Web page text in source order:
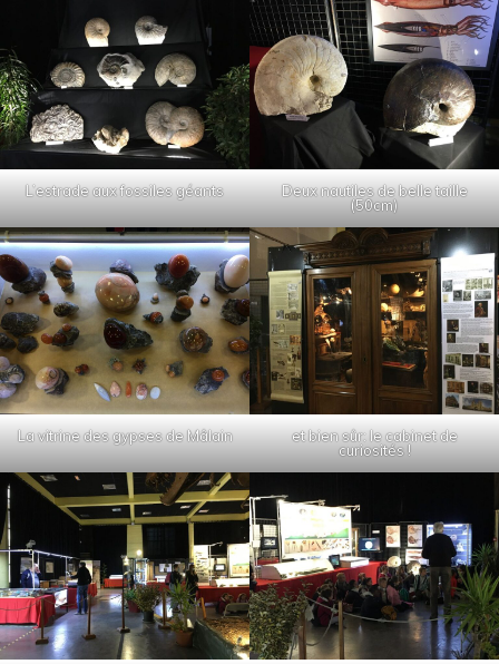
L’estrade aux fossiles géants
Deux nautiles de belle taille
(50cm)
La vitrine des gypses de Mâlain
et bien sûr: le cabinet de
curiosités !